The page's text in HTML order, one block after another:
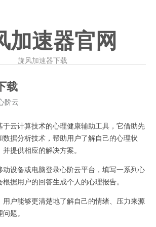
加速器官网
旋风加速器下载
载
阶云
云计算技术的心理健康辅助工具，它借助先
据分析技术，帮助用户了解自己的心理状
提供相应的解决方案。
设备或电脑登录心阶云平台，填写一系列心
据用户的回答生成个人的心理报告。
户能够更清楚地了解自己的情绪、压力来源
题。